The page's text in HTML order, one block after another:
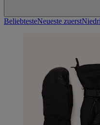
BeliebtesteNeueste zuerst